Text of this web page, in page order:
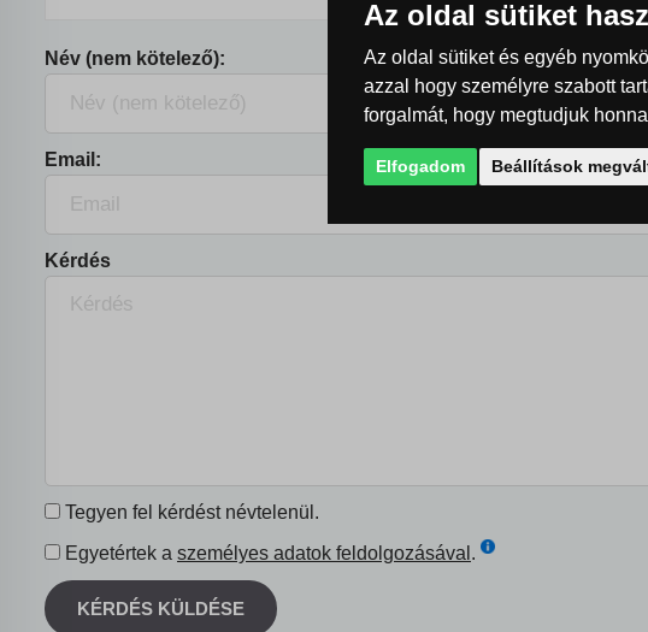
Név (nem kötelező):
Email:
Kérdés
Tegyen fel kérdést névtelenül.
Egyetértek a személyes adatok feldolgozásával .
KÉRDÉS KÜLDÉSE
Az oldal sütiket
Az oldal sütiket és egyéb
azzal hogy személyre szabott
forgalmát, hogy megtudjuk
Elfogadom Beállítások